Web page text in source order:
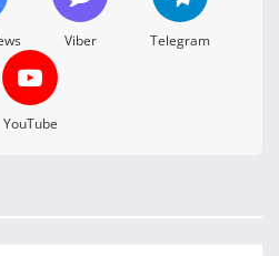
Viber Telegram
YouTube